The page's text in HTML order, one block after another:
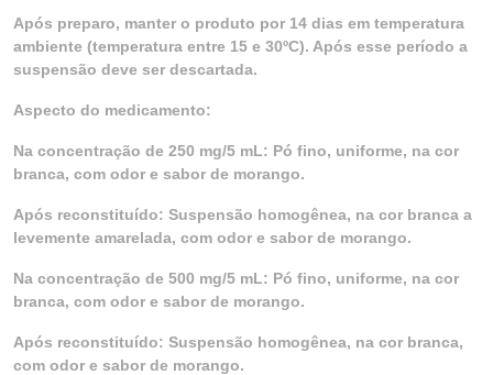
Após preparo, manter o produto por 14 dias em temperatura
ambiente (temperatura entre 15 e 30ºC). Após esse período a
suspensão deve ser descartada.
Aspecto do medicamento:
Na concentração de 250 mg/5 mL: Pó fino, uniforme, na cor
branca, com odor e sabor de morango.
Após reconstituído: Suspensão homogênea, na cor branca a
levemente amarelada, com odor e sabor de morango.
Na concentração de 500 mg/5 mL: Pó fino, uniforme, na cor
branca, com odor e sabor de morango.
Após reconstituído: Suspensão homogênea, na cor branca,
com odor e sabor de morango.